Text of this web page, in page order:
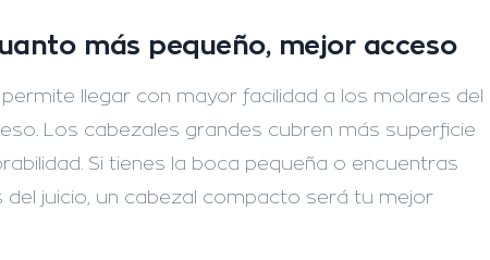
más pequeño, mejor acceso
llegar con mayor facilidad a los molares del
Los cabezales grandes cubren más superficie
Si tienes la boca pequeña o encuentras
juicio, un cabezal compacto será tu mejor